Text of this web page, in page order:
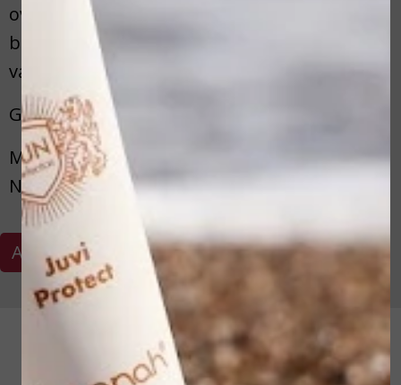
over onze mogelijkheden die wij je kunnen
bieden. Wanneer je vragen hebt over één
van de behandelingen help ik je graag.
Graag tot snel!
Met vriendelijke groet,
Nathalie Dieker
Afspraak maken
ALLEEN DE BESTE PRODUCTEN